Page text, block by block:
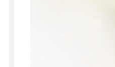
CONNECTEURS ET